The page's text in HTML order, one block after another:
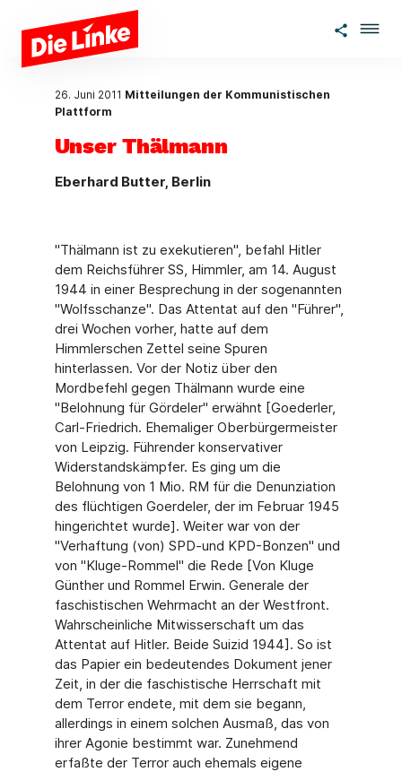
Zum Hauptinhalt springen
26. Juni 2011 Mitteilungen der Kommunistischen
Plattform
Unser Thälmann
Eberhard Butter, Berlin
"Thälmann ist zu exekutieren", befahl Hitler
dem Reichsführer SS, Himmler, am 14. August
1944 in einer Besprechung in der sogenannten
"Wolfsschanze". Das Attentat auf den "Führer",
drei Wochen vorher, hatte auf dem
Himmlerschen Zettel seine Spuren
hinterlassen. Vor der Notiz über den
Mordbefehl gegen Thälmann wurde eine
"Belohnung für Gördeler" erwähnt [Goederler,
Carl-Friedrich. Ehemaliger Oberbürgermeister
von Leipzig. Führender konservativer
Widerstandskämpfer. Es ging um die
Belohnung von 1 Mio. RM für die Denunziation
des flüchtigen Goerdeler, der im Februar 1945
hingerichtet wurde]. Weiter war von der
"Verhaftung (von) SPD-und KPD-Bonzen" und
von "Kluge-Rommel" die Rede [Von Kluge
Günther und Rommel Erwin. Generale der
faschistischen Wehrmacht an der Westfront.
Wahrscheinliche Mitwisserschaft um das
Attentat auf Hitler. Beide Suizid 1944]. So ist
das Papier ein bedeutendes Dokument jener
Zeit, in der die faschistische Herrschaft mit
dem Terror endete, mit dem sie begann,
allerdings in einem solchen Ausmaß, das von
ihrer Agonie bestimmt war. Zunehmend
erfaßte der Terror auch ehemals eigene